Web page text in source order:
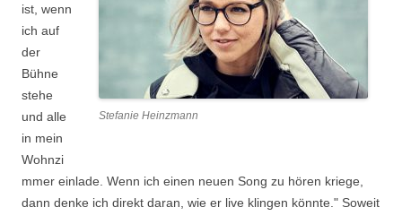
Stefanie Heinzmann
ist, wenn
ich auf
der
Bühne
stehe
und alle
in mein
Wohnzi
mmer einlade. Wenn ich einen neuen Song zu hören kriege,
dann denke ich direkt daran, wie er live klingen könnte." Soweit